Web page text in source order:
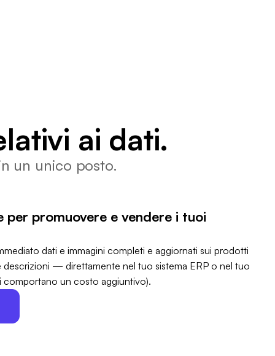
ai dati.
un unico posto.
per promuovere e vendere i tuoi
dati e immagini completi e aggiornati sui prodotti
— direttamente nel tuo sistema ERP o nel tuo
un costo aggiuntivo).